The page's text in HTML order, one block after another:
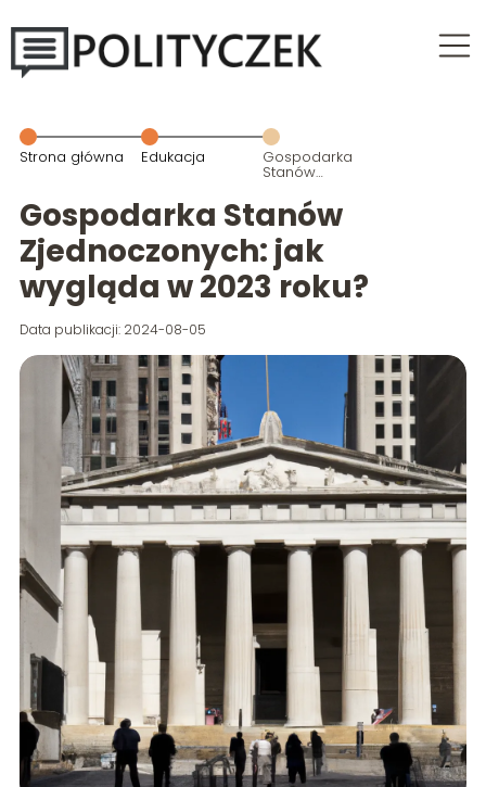
Strona główna Edukacja Gospodarka
Stanów
jak wygląda w
2023 roku?
Gospodarka Stanów
Zjednoczonych: jak
wygląda w 2023 roku?
Data publikacji: 2024-08-05